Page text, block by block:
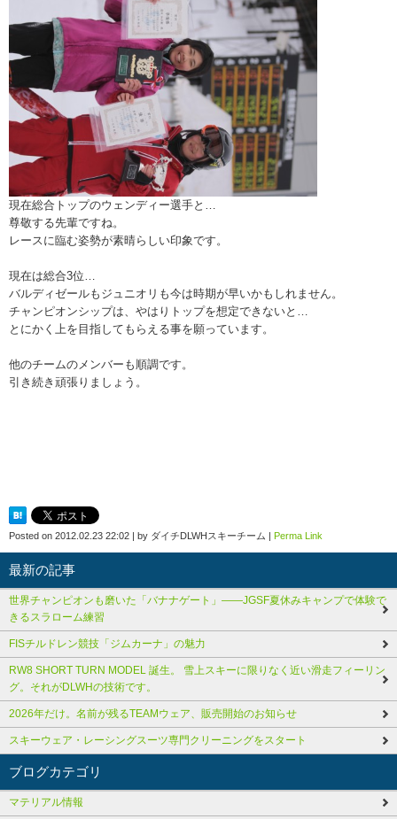
現在総合トップのウェンディー選手と…
尊敬する先輩ですね。
レースに臨む姿勢が素晴らしい印象です。
現在は総合3位…
バルディゼールもジュニオリも今は時期が早いかもしれません。
チャンピオンシップは、やはりトップを想定できないと…
とにかく上を目指してもらえる事を願っています。
他のチームのメンバーも順調です。
引き続き頑張りましょう。
Posted on 2012.02.23 22:02 | by ダイチDLWHスキーチーム | Perma Link
最新の記事
世界チャンピオンも磨いた「バナナゲート」――JGSF夏休みキャンプで体験で
きるスラローム練習
FISチルドレン競技「ジムカーナ」の魅力
RW8 SHORT TURN MODEL 誕生。 雪上スキーに限りなく近い滑走フィーリン
グ。それがDLWHの技術です。
2026年だけ。名前が残るTEAMウェア、販売開始のお知らせ
スキーウェア・レーシングスーツ専門クリーニングをスタート
ブログカテゴリ
マテリアル情報